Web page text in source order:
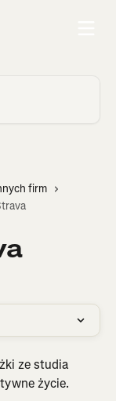
firm
ze studia
życie.